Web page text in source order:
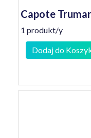
Capote
1 produkt/y
Dodaj do